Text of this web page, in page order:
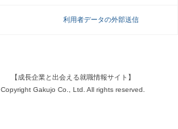
利用者データの外部送信
【成長企業と出会える就職情報サイト】
Copyright Gakujo Co., Ltd. All rights reserved.